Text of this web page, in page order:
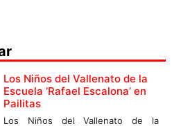
Los Niños del Vallenato de la
Escuela ‘Rafael Escalona’ en
Pailitas
Los Niños del Vallenato de la